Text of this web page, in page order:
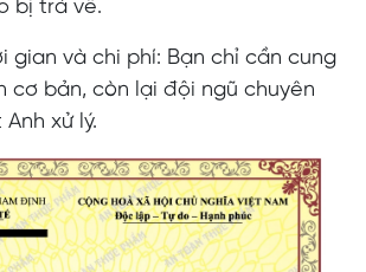
bị trả về.
gian và chi phí: Bạn chỉ cần cung
cơ bản, còn lại đội ngũ chuyên
xử lý.